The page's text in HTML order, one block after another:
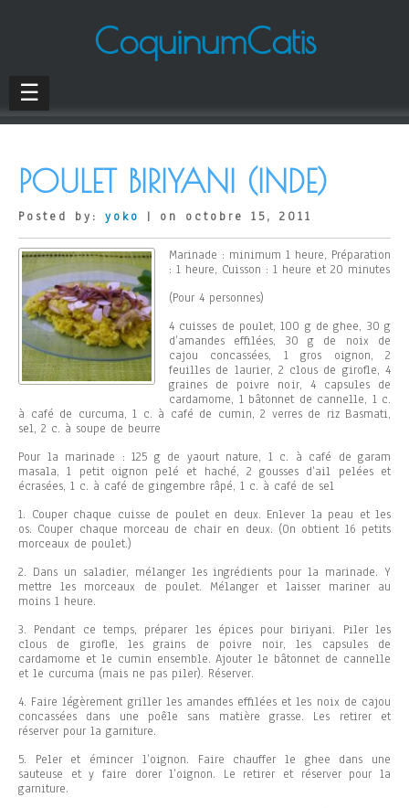
CoquinumCatis
☰
POULET BIRIYANI (INDE)
Posted by: yoko | on octobre 15, 2011
Marinade : minimum 1 heure, Préparation
: 1 heure, Cuisson : 1 heure et 20 minutes
(Pour 4 personnes)
4 cuisses de poulet, 100 g de ghee, 30 g
d’amandes effilées, 30 g de noix de
cajou concassées, 1 gros oignon, 2
feuilles de laurier, 2 clous de girofle, 4
graines de poivre noir, 4 capsules de
cardamome, 1 bâtonnet de cannelle, 1 c.
à café de curcuma, 1 c. à café de cumin, 2 verres de riz Basmati,
sel, 2 c. à soupe de beurre
Pour la marinade : 125 g de yaourt nature, 1 c. à café de garam
masala, 1 petit oignon pelé et haché, 2 gousses d’ail pelées et
écrasées, 1 c. à café de gingembre râpé, 1 c. à café de sel
1. Couper chaque cuisse de poulet en deux. Enlever la peau et les
os. Couper chaque morceau de chair en deux. (On obtient 16 petits
morceaux de poulet.)
2. Dans un saladier, mélanger les ingrédients pour la marinade. Y
mettre les morceaux de poulet. Mélanger et laisser mariner au
moins 1 heure.
3. Pendant ce temps, préparer les épices pour biriyani. Piler les
clous de girofle, les grains de poivre noir, les capsules de
cardamome et le cumin ensemble. Ajouter le bâtonnet de cannelle
et le curcuma (mais ne pas piler). Réserver.
4. Faire légèrement griller les amandes effilées et les noix de cajou
concassées dans une poêle sans matière grasse. Les retirer et
réserver pour la garniture.
5. Peler et émincer l’oignon. Faire chauffer le ghee dans une
sauteuse et y faire dorer l’oignon. Le retirer et réserver pour la
garniture.